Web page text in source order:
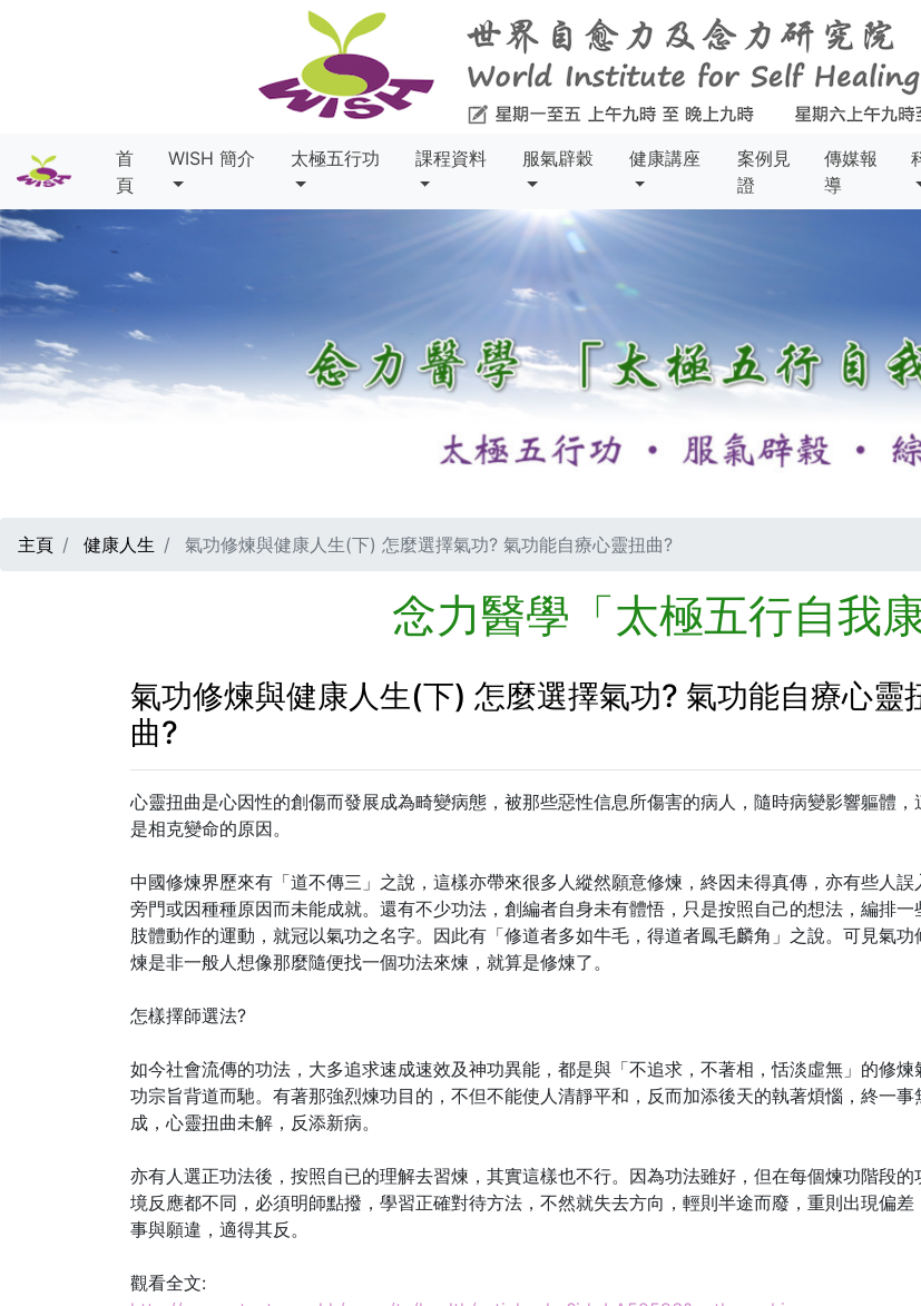
首
頁
WISH 簡介 太極五行功 課程資料 服氣辟穀 健康講座
案例見
證
傳媒報
導
主頁 健康人生 氣功修煉與健康人生(下) 怎麼選擇氣功? 氣功能自療心靈扭曲?
念力醫學「太極五行自我
氣功修煉與健康人生(下) 怎麼選擇氣功? 氣功能自療心靈
曲?
心靈扭曲是心因性的創傷而發展成為畸變病態，被那些惡性信息所傷害的病人，隨時病變影響軀體，
是相克變命的原因。
中國修煉界歷來有「道不傳三」之說，這樣亦帶來很多人縱然願意修煉，終因未得真傳，亦有些人誤
旁門或因種種原因而未能成就。還有不少功法，創編者自身未有體悟，只是按照自己的想法，編排一
肢體動作的運動，就冠以氣功之名字。因此有「修道者多如牛毛，得道者鳳毛麟角」之說。可見氣功
煉是非一般人想像那麼隨便找一個功法來煉，就算是修煉了。
怎樣擇師選法?
如今社會流傳的功法，大多追求速成速效及神功異能，都是與「不追求，不著相，恬淡虛無」的修煉
功宗旨背道而馳。有著那強烈煉功目的，不但不能使人清靜平和，反而加添後天的執著煩惱，終一事
成，心靈扭曲未解，反添新病。
亦有人選正功法後，按照自已的理解去習煉，其實這樣也不行。因為功法雖好，但在每個煉功階段的
境反應都不同，必須明師點撥，學習正確對待方法，不然就失去方向，輕則半途而廢，重則出現偏差
事與願違，適得其反。
觀看全文: